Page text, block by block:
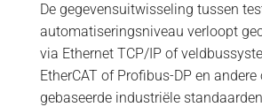
De gegevensuitwisseling tussen
automatiseringsniveau verloopt
via Ethernet TCP/IP of
EtherCAT of Profibus-DP en andere
gebaseerde industriële